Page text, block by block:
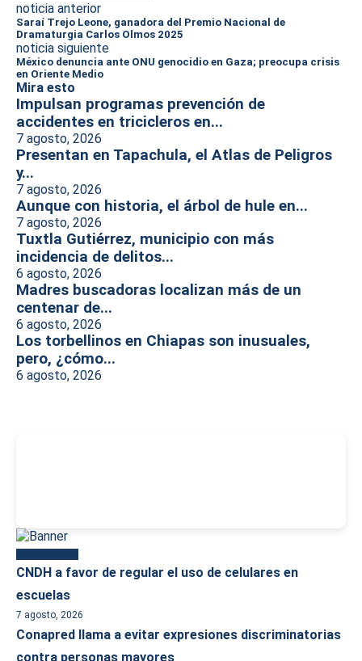
noticia anterior
Saraí Trejo Leone, ganadora del Premio Nacional de
Dramaturgia Carlos Olmos 2025
noticia siguiente
México denuncia ante ONU genocidio en Gaza; preocupa crisis
en Oriente Medio
Mira esto
Impulsan programas prevención de
accidentes en tricicleros en...
7 agosto, 2026
Presentan en Tapachula, el Atlas de Peligros
y...
7 agosto, 2026
Aunque con historia, el árbol de hule en...
7 agosto, 2026
Tuxtla Gutiérrez, municipio con más
incidencia de delitos...
6 agosto, 2026
Madres buscadoras localizan más de un
centenar de...
6 agosto, 2026
Los torbellinos en Chiapas son inusuales,
pero, ¿cómo...
6 agosto, 2026
CNDH a favor de regular el uso de celulares en
escuelas
7 agosto, 2026
Conapred llama a evitar expresiones discriminatorias
contra personas mayores